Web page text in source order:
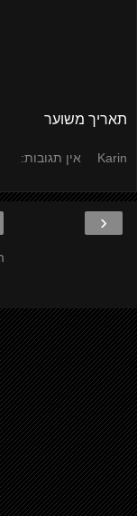
תאריך משוער
Karin אין תגובות:
‹